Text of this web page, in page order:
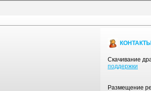
Скачивание
поддержки
Размещение